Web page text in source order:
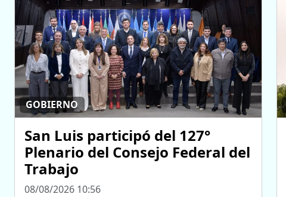
GOBIERNO
San Luis participó del 127°
Plenario del Consejo Federal del
Trabajo
08/08/2026 10:56